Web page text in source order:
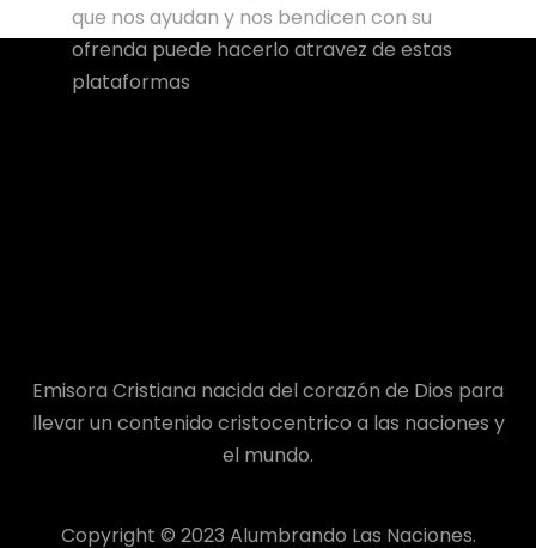
que nos ayudan y nos bendicen con su
ofrenda puede hacerlo atravez de estas
plataformas
Emisora Cristiana nacida del corazón de Dios para
llevar un contenido cristocentrico a las naciones y
el mundo.
Copyright © 2023 Alumbrando Las Naciones.